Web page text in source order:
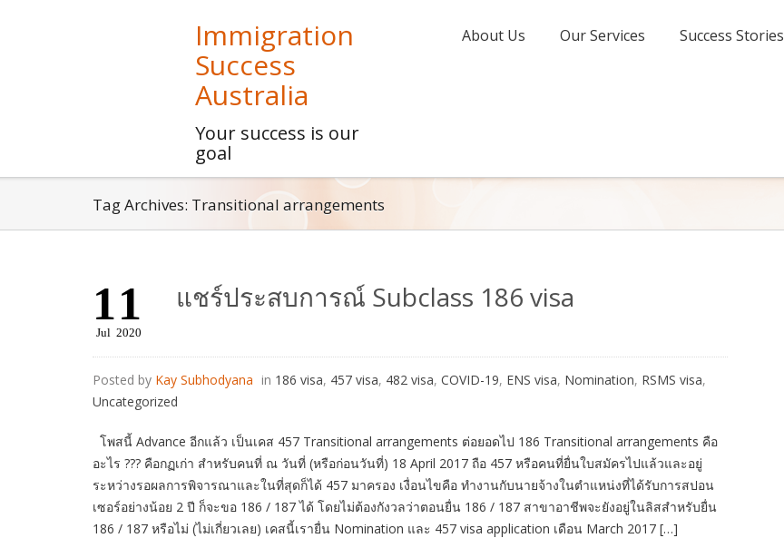
Immigration
Success
Australia
Your success is our
goal
About Us Our Services Success Stories
Tag Archives: Transitional arrangements
11
Jul 2020
แชร์ประสบการณ์ Subclass 186 visa
Posted by Kay Subhodyana in 186 visa, 457 visa, 482 visa, COVID-19, ENS visa, Nomination, RSMS visa,
Uncategorized
โพสนี้ Advance อีกแล้ว เป็นเคส 457 Transitional arrangements ต่อยอดไป 186 Transitional arrangements คือ
อะไร ??? คือกฏเก่า สำหรับคนที่ ณ วันที่ (หรือก่อนวันที่) 18 April 2017 ถือ 457 หรือคนที่ยื่นใบสมัครไปแล้วและอยู่
ระหว่างรอผลการพิจารณาและในที่สุดก็ได้ 457 มาครอง เงื่อนไขคือ ทำงานกับนายจ้างในตำแหน่งที่ได้รับการสปอน
เซอร์อย่างน้อย 2 ปี ก็จะขอ 186 / 187 ได้ โดยไม่ต้องกังวลว่าตอนยื่น 186 / 187 สาขาอาชีพจะยังอยู่ในลิสสำหรับยื่น
186 / 187 หรือไม่ (ไม่เกี่ยวเลย) เคสนี้เรายื่น Nomination และ 457 visa application เดือน March 2017 […]